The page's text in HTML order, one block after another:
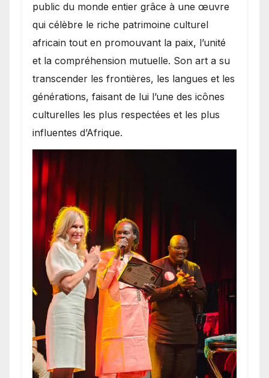
public du monde entier grâce à une œuvre
qui célèbre le riche patrimoine culturel
africain tout en promouvant la paix, l’unité
et la compréhension mutuelle. Son art a su
transcender les frontières, les langues et les
générations, faisant de lui l’une des icônes
culturelles les plus respectées et les plus
influentes d’Afrique.